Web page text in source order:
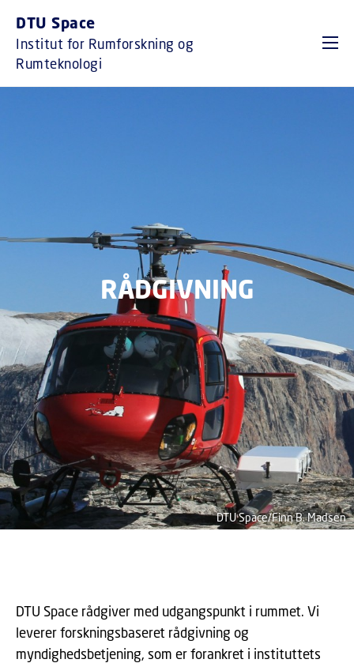
DTU Space
Institut for Rumforskning og
Rumteknologi
RÅDGIVNING
DTU Space/Finn B. Madsen
DTU Space rådgiver med udgangspunkt i rummet. Vi
leverer forskningsbaseret rådgivning og
myndighedsbetjening, som er forankret i instituttets